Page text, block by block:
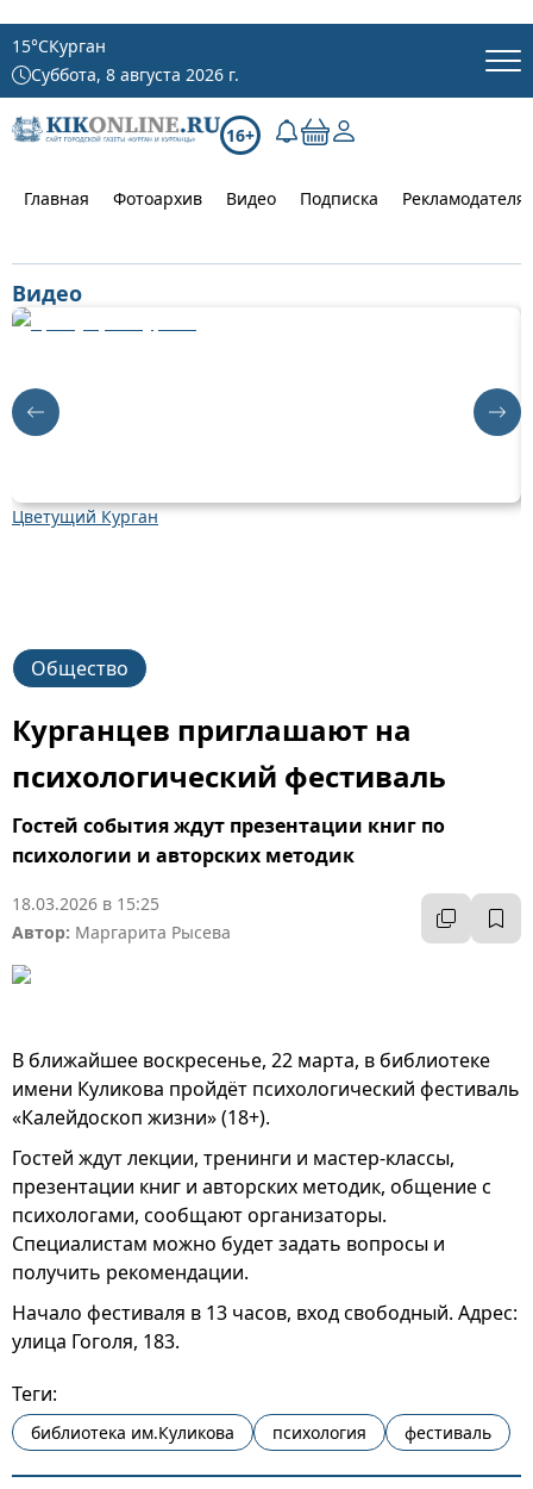
15°CКурган
Суббота, 8 августа 2026 г.
16+
Главная Фотоархив Видео Подписка
Видео
Цветущий Курган
Общество
Курганцев приглашают на
психологический фестиваль
Гостей события ждут презентации книг по
психологии и авторских методик
18.03.2026 в 15:25
Автор: Маргарита Рысева
В ближайшее воскресенье, 22 марта, в библиотеке
имени Куликова пройдёт психологический фестиваль
«Калейдоскоп жизни» (18+).
Гостей ждут лекции, тренинги и мастер-классы,
презентации книг и авторских методик, общение с
психологами, сообщают организаторы.
Специалистам можно будет задать вопросы и
получить рекомендации.
Начало фестиваля в 13 часов, вход свободный. Адрес:
улица Гоголя, 183.
Теги:
библиотека им.Куликова психология фестиваль